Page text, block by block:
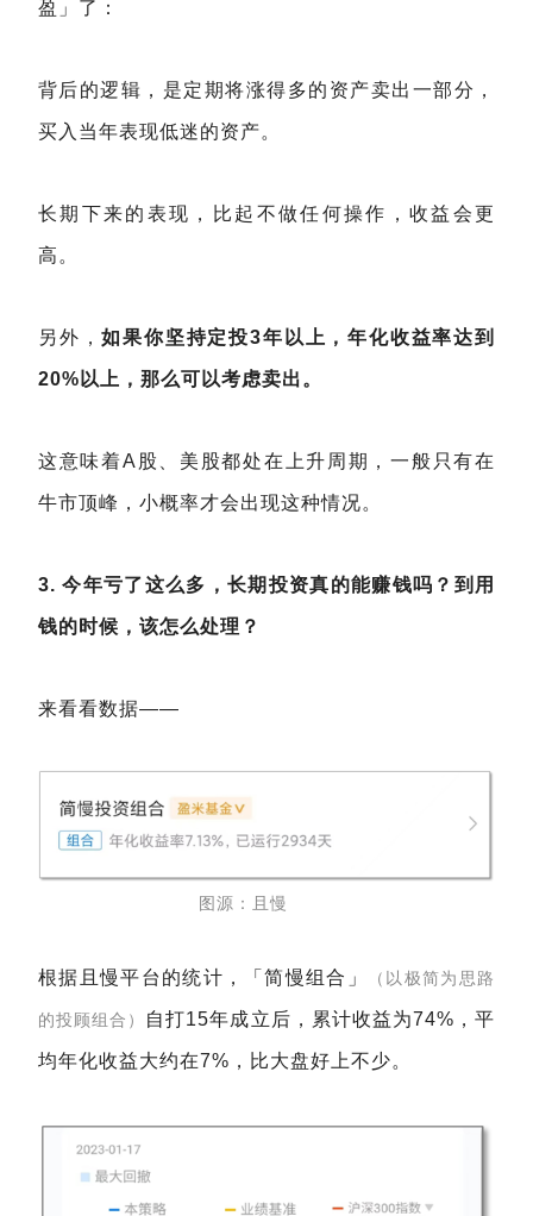
盈」了：
背后的逻辑，是定期将涨得多的资产卖出一部分，
买入当年表现低迷的资产。
长期下来的表现，比起不做任何操作，收益会更
高。
另外，如果你坚持定投3年以上，年化收益率达到
20%以上，那么可以考虑卖出。
这意味着A股、美股都处在上升周期，一般只有在
牛市顶峰，小概率才会出现这种情况。
3. 今年亏了这么多，长期投资真的能赚钱吗？到用
钱的时候，该怎么处理？
来看看数据——
图源：且慢
根据且慢平台的统计，「简慢组合」 （以极简为思路
的投顾组合） 自打15年成立后，累计收益为74%，平
均年化收益大约在7%，比大盘好上不少。